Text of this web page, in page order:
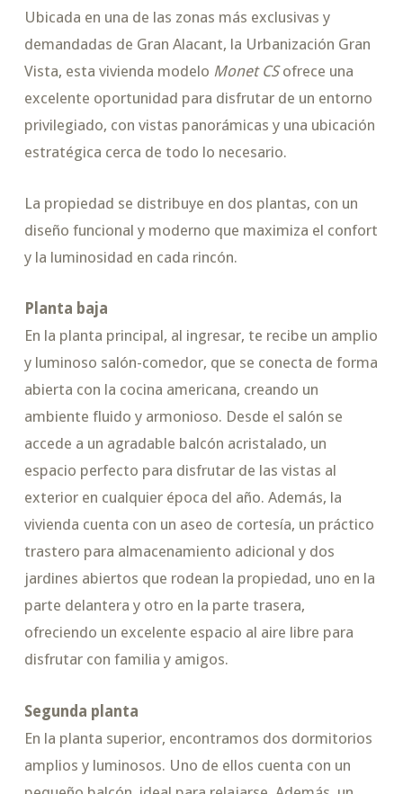
Ubicada en una de las zonas más exclusivas y
demandadas de Gran Alacant, la Urbanización Gran
Vista, esta vivienda modelo Monet CSofrece una
excelente oportunidad para disfrutar de un entorno
privilegiado, con vistas panorámicas y una ubicación
estratégica cerca de todo lo necesario.
La propiedad se distribuye en dos plantas, con un
diseño funcional y moderno que maximiza el confort
y la luminosidad en cada rincón.
Planta baja
En la planta principal, al ingresar, te recibe un amplio
y luminoso salón-comedor, que se conecta de forma
abierta con la cocina americana, creando un
ambiente fluido y armonioso. Desde el salón se
accede a un agradable balcón acristalado, un
espacio perfecto para disfrutar de las vistas al
exterior en cualquier época del año. Además, la
vivienda cuenta con un aseo de cortesía, un práctico
trastero para almacenamiento adicional y dos
jardines abiertos que rodean la propiedad, uno en la
parte delantera y otro en la parte trasera,
ofreciendo un excelente espacio al aire libre para
disfrutar con familia y amigos.
Segunda planta
En la planta superior, encontramos dos dormitorios
amplios y luminosos. Uno de ellos cuenta con un